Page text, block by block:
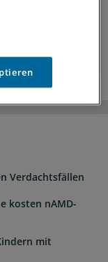
Verdachtsfällen
kosten nAMD-
mit